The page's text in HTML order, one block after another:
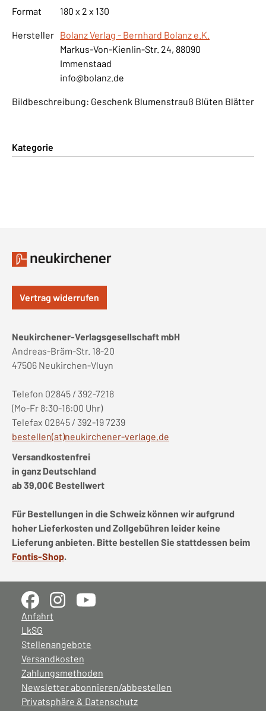
Format 180 x 2 x 130
Hersteller Bolanz Verlag - Bernhard Bolanz e.K.
Markus-Von-Kienlin-Str. 24, 88090
Immenstaad
info@bolanz.de
Bildbeschreibung: Geschenk Blumenstrauß Blüten Blätter
Kategorie
Vertrag widerrufen
Neukirchener-Verlagsgesellschaft mbH
Andreas-Bräm-Str. 18-20
47506 Neukirchen-Vluyn
Telefon 02845 / 392-7218
(Mo-Fr 8:30-16:00 Uhr)
Telefax 02845 / 392-19 7239
bestellen(at)neukirchener-verlage.de
Versandkostenfrei
in ganz Deutschland
ab 39,00€ Bestellwert
Für Bestellungen in die Schweiz können wir aufgrund
hoher Lieferkosten und Zollgebühren leider keine
Lieferung anbieten. Bitte bestellen Sie stattdessen beim
Fontis-Shop.
Anfahrt
LkSG
Stellenangebote
Versandkosten
Zahlungsmethoden
Newsletter abonnieren/abbestellen
Privatsphäre & Datenschutz